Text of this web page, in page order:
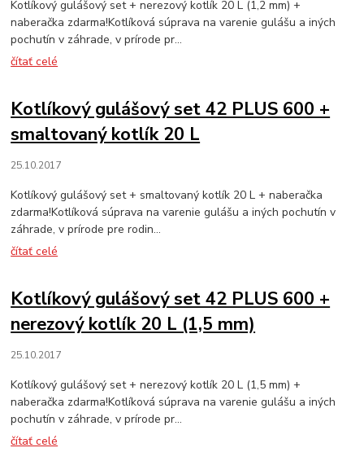
Kotlíkový gulášový set + nerezový kotlík 20 L (1,2 mm) +
naberačka zdarma!Kotlíková súprava na varenie gulášu a iných
pochutín v záhrade, v prírode pr...
čítať celé
Kotlíkový gulášový set 42 PLUS 600 +
smaltovaný kotlík 20 L
25.10.2017
Kotlíkový gulášový set + smaltovaný kotlík 20 L + naberačka
zdarma!Kotlíková súprava na varenie gulášu a iných pochutín v
záhrade, v prírode pre rodin...
čítať celé
Kotlíkový gulášový set 42 PLUS 600 +
nerezový kotlík 20 L (1,5 mm)
25.10.2017
Kotlíkový gulášový set + nerezový kotlík 20 L (1,5 mm) +
naberačka zdarma!Kotlíková súprava na varenie gulášu a iných
pochutín v záhrade, v prírode pr...
čítať celé